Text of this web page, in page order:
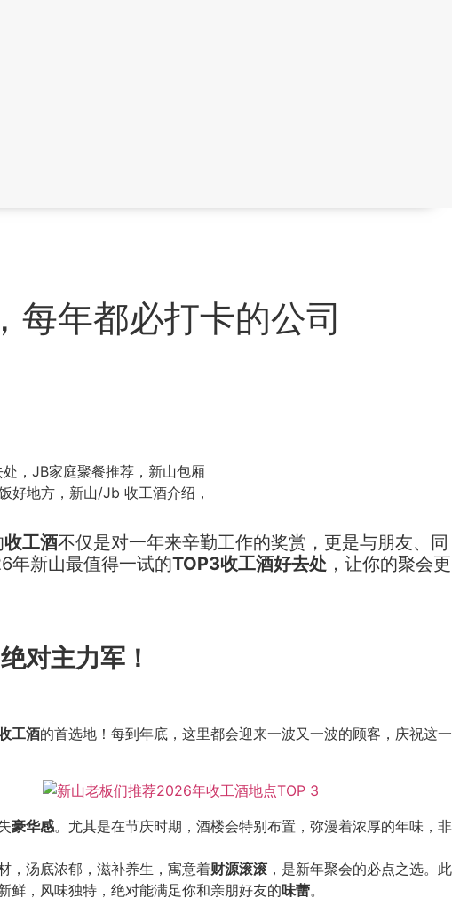
年都必打卡的公司
收工酒不仅是对一年来辛勤工作的奖赏，更是与朋友、同
年新山最值得一试的TOP3收工酒好去处 ，让你的聚会更
对主力军！
工酒的首选地！每到年底，这里都会迎来一波又一波的顾客，庆祝这一
豪华感。尤其是在节庆时期，酒楼会特别布置，弥漫着浓厚的年味，非
，汤底浓郁，滋补养生，寓意着财源滚滚 ，是新年聚会的必点之选。此
鲜，风味独特，绝对能满足你和亲朋好友的味蕾。